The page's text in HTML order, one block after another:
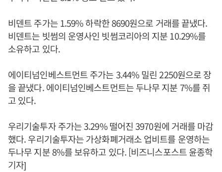
비덴트 주가는 1.59% 하락한 8690원으로 거래를 끝냈다.
비덴트는 빗썸의 운영사인 빗썸코리아의 지분 10.29%를
소유하고 있다.
에이티넘인베스트먼트 주가는 3.44% 밀린 2250원으로 장
을 끝냈다. 에이티넘인베스트먼트는 두나무 지분 7%를 쥐
고 있다.
우리기술투자 주가는 3.29% 떨어진 3970원에 거래를 마감
했다. 우리기술투자는 가상화폐거래소 업비트를 운영하는
두나무 지분 8%를 보유하고 있다. [비즈니스포스트 윤종학
기자]